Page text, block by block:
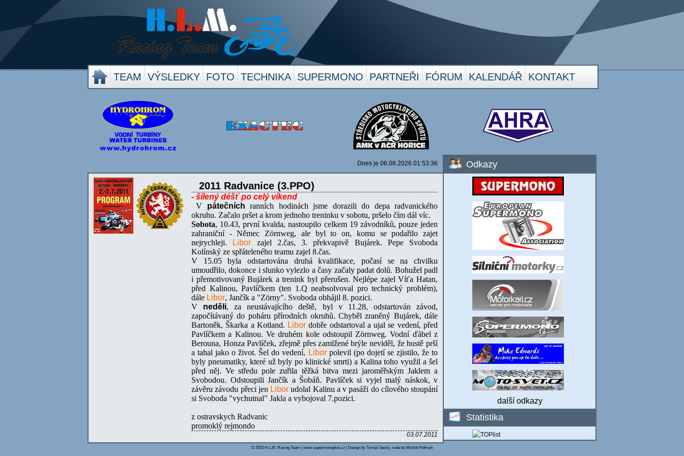
TEAM VÝSLEDKY FOTO TECHNIKA SUPERMONO PARTNEŘI FÓRUM KALENDÁŘ KONTAKT
Dnes je 06.08.2026 01:53:36
2011 Radvanice (3.PPO)
- šílený déšť po celý víkend
V
pátečních ranních hodinách jsme dorazili do depa radvanického
okruhu. Začalo pršet a krom jednoho treninku v sobotu, pršelo čím dál víc.
Sobota, 10.43, první kvalda, nastoupilo celkem 19 závodníků, pouze jeden
zahraniční - Němec Zörnweg, ale byl to on, komu se podařilo zajet
nejrychleji.
Libor zajel 2.čas, 3. překvapivě Bujárek. Pepe Svoboda
Kolínský ze spřáteleného teamu zajel 8.čas.
V 15.05 byla odstartována druhá kvalifikace, počasí se na chvilku
umoudřilo, dokonce i slunko vylezlo a časy začaly padat dolů. Bohužel padl
i přemotivovaný Bujárek a trenink byl přerušen. Nejlépe zajel Víťa Hatan,
před Kalinou, Pavlíčkem (ten 1.Q neabsolvoval pro technický problém),
dále Libor, Jančík a "Zörny". Svoboda obhájil 8. pozici.
V neděli, za neustávajícího deště, byl v 11.28, odstartován závod,
započítávaný do poháru přírodních okruhů. Chyběl zraněný Bujárek, dále
Bartoněk, Škarka a Kotland. Libor dobře odstartoval a ujal se vedení, před
Pavlíčkem a Kalinou. Ve druhém kole odstoupil Zörnweg. Vodní ďábel z
Berouna, Honza Pavlíček, zřejmě přes zamlžené brýle neviděl, že hustě prší
a tahal jako o život. Šel do vedení, Liborpolevil (po dojetí se zjistilo, že to
byly pneumatiky, které už byly po klinické smrti) a Kalina toho využil a šel
před něj. Ve středu pole zuřila těžká bitva mezi jaroměřským Jaklem a
Svobodou. Odstoupili Jančík a Šobáň. Pavlíček si vyjel malý náskok, v
závěru závodu přeci jen Libor udolal Kalinu a v pasáži do cílového stoupání
si Svoboda "vychutnal" Jakla a vybojoval 7.pozici.
z ostravskych Radvanic
promoklý rejmondo
03.07.2011
Odkazy
další odkazy
Statistika
© 2015 H.L.M. Racing Team | www.supermonoplus.cz | Design by Tomáš Secký, code by Michal Hofman